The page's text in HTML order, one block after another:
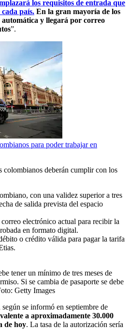
los requisitos de entrada que
país. En la gran mayoría de los
automática y llegará por correo
”.
para poder trabajar en
colombianos deberán cumplir con los
con una validez superior a tres
de salida prevista del espacio
electrónico actual para recibir la
en formato digital.
o crédito válida para pagar la tarifa
tener un mínimo de tres meses de
Si se cambia de pasaporte se debe
Getty Images
se informó en septiembre de
a aproximadamente 30.000
de hoy. La tasa de la autorización sería